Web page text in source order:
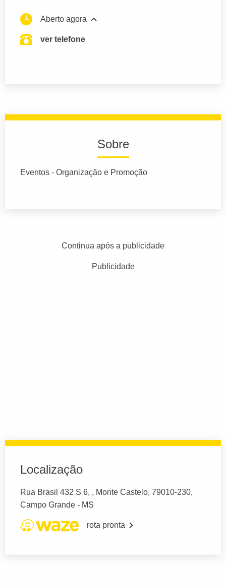
Aberto agora
ver telefone
Sobre
Eventos - Organização e Promoção
Continua após a publicidade
Publicidade
Localização
Rua Brasil 432 S 6, , Monte Castelo, 79010-230,
Campo Grande - MS
rota pronta